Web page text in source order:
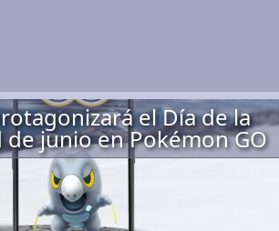
el Día de la
junio en Pokémon GO